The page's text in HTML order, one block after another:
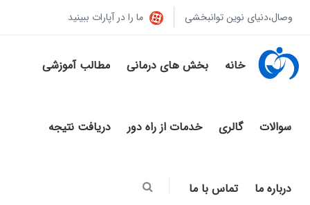
وصال،دنیای نوین توانبخشی ما را در آپارات ببینید
خانه بخش های درمانی مطالب آموزشی
سوالات گالری خدمات از راه دور دریافت نتیجه
درباره ما تماس با ما